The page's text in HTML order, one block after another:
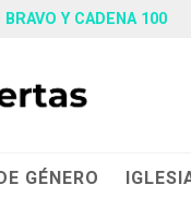
Y CADENA 100
GÉNERO